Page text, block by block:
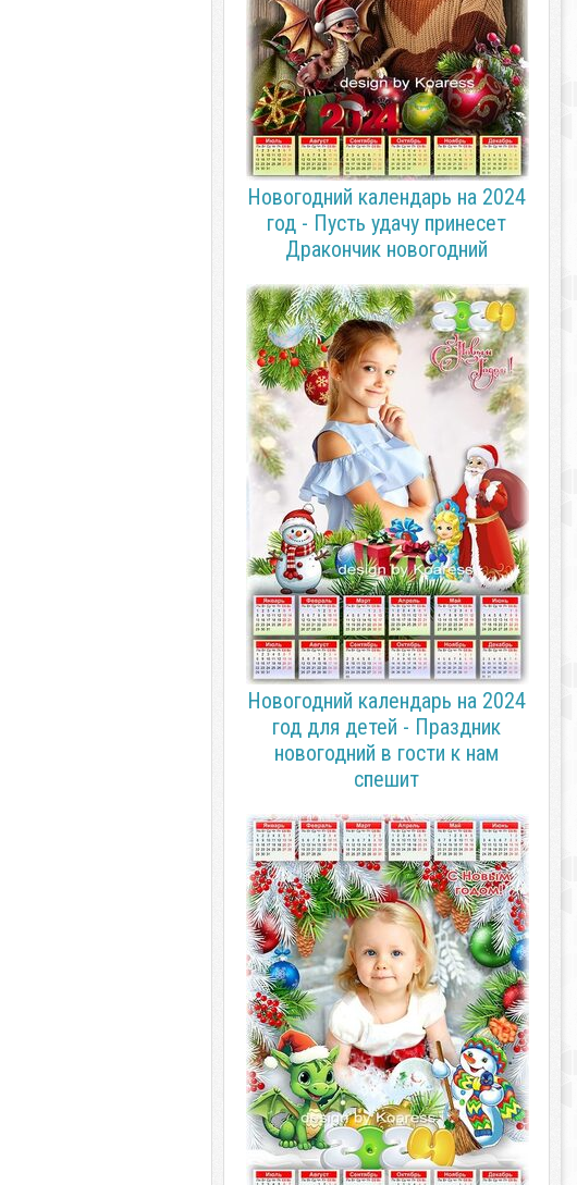
Новогодний календарь на 2024
год - Пусть удачу принесет
Дракончик новогодний
Новогодний календарь на 2024
год для детей - Праздник
новогодний в гости к нам
спешит